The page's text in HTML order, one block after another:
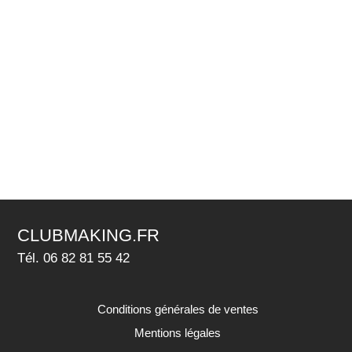
CLUBMAKING.FR
Tél. 06 82 81 55 42
Conditions générales de ventes
Mentions légales